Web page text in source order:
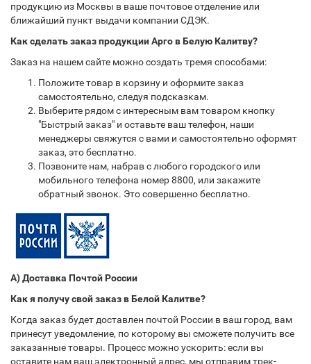
продукцию из Москвы в ваше почтовое отделение или
ближайший пункт выдачи компании СДЭК.
Как сделать заказ продукции Арго в Белую Калитву?
Заказ на нашем сайте можно создать тремя способами:
Положите товар в корзину и оформите заказ
самостоятельно, следуя подсказкам.
Выберите рядом с интересным вам товаром кнопку
"Быстрый заказ" и оставьте ваш телефон, наши
менеджеры свяжутся с вами и самостоятельно оформят
заказ, это бесплатно.
Позвоните нам, набрав с любого городского или
мобильного телефона номер 8800, или закажите
обратный звонок. Это совершенно бесплатно.
А) Доставка Почтой России
Как я получу свой заказ в Белой Калитве?
Когда заказ будет доставлен почтой России в ваш город, вам
принесут уведомление, по которому вы сможете получить все
заказанные товары. Процесс можно ускорить: если вы
оставите нам ваш электронный адрес, мы отправим трек-